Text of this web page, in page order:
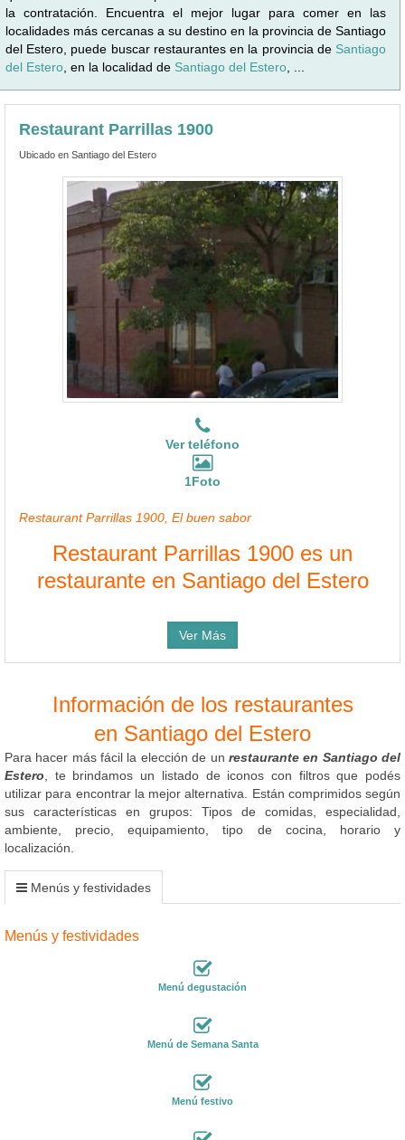
la contratación. Encuentra el mejor lugar para comer en las
localidades más cercanas a su destino en la provincia de Santiago
del Estero, puede buscar restaurantes en la provincia de Santiago
del Estero , en la localidad de Santiago del Estero
Restaurant Parrillas 1900
Ubicado en Santiago del Estero
Ver teléfono
1Foto
Restaurant Parrillas 1900, El buen sabor
Restaurant Parrillas 1900 es un
restaurante en Santiago del Estero
Ver Más
Información de los restaurantes
en Santiago del Estero
Para hacer más fácil la elección de un restaurante en Santiago del
Estero , te brindamos un listado de iconos con filtros que podés
utilizar para encontrar la mejor alternativa. Están comprimidos según
sus características en grupos: Tipos de comidas, especialidad,
ambiente, precio, equipamiento, tipo de cocina, horario y
localización.
Menús y festividades
Menús y festividades
Menú degustación
Menú de Semana Santa
Menú festivo